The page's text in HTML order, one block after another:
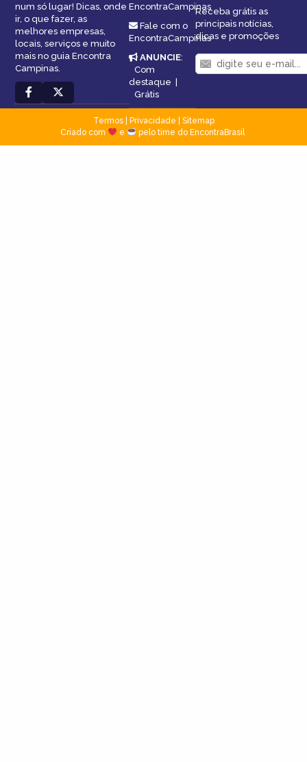
num só lugar! Dicas, onde
ir, o que fazer, as
melhores empresas,
locais, serviços e muito
mais no guia Encontra
Campinas.
EncontraCampinas
Fale com o
EncontraCampinas
ANUNCIE:
Com
destaque |
Grátis
Receba grátis as
principais notícias,
dicas e promoções
Termos| Privacidade
Sitemap
Criado com
e pelo time do EncontraBrasil